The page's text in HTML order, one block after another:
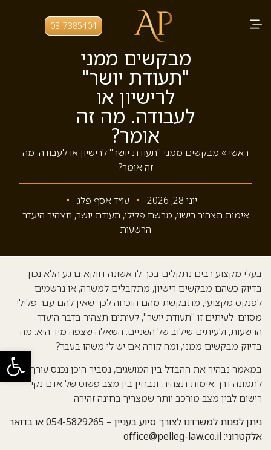
פתח
03-7385404
מבקשים ממני
"תעודת יושר"
לרישיון או
לעבודה. מה זה
אומר?
ראשי » מבקשים ממני "תעודת יושר" לרישיון או לעבודה. מה
זה אומר?
יוני 28, 2026
עו״ד אסף פלג
אימות תצהיר רישוי, מרשם פלילי, תעודת יושר, תצהיר היעדר
הרשעות
בעלי מקצוע רבים נתקלים בכך לראשונה דווקא ברגע הלא נכון:
בדיוק כשהם מבקשים רישיון, מתקבלים למשרה, או נרשמים
לפנקס מקצועי, מתבקשת מהם הוכחה לכך שאין להם עבר פלילי
מסוים. לעיתים זו "תעודת יושר", לעיתים תצהיר בדבר היעדר
הרשעות, ולעיתים שילוב של השניים. השאלה שצפה מיד היא: מה
בדיוק מבקשים ממני, ומה קורה אם יש לי משהו בעבר?
במאמר נבהיר את ההבדל בין המושגים, נסביר היכן נכנס עורך הדין
לתמונה דרך אימות תצהיר, ונבחין בין מצב פשוט של אדם נקי
רישום לבין מצב מורכב יותר שמצריך בחינה זהירה.
ניתן לפנות למשרדנו לצורך סיוע בעניין – 054-5829265 או בדואר
אלקטרוני:office@pelleg-law.co.il